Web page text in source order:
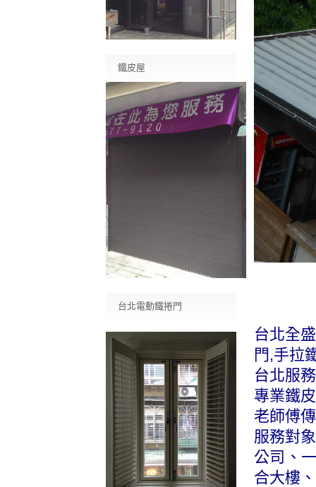
鐵皮屋
台北電動鐵捲門
台北全
門,手拉
台北服
專業鐵
老師傅
服務對
公司、
合大樓